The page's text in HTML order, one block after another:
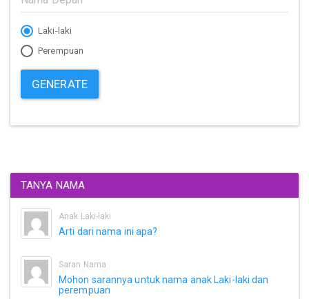
Laki-laki
Perempuan
GENERATE
TANYA NAMA
Anak Laki-laki
Arti dari nama ini apa?
Saran Nama
Mohon sarannya untuk nama anak Laki-laki dan
perempuan